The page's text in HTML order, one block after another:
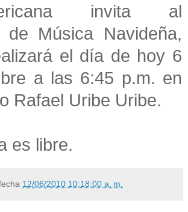
invita al
de Música Navideña,
el día de hoy 6
a las 6:45 p.m. en
Rafael Uribe Uribe.
es libre.
12/06/2010 10:18:00 a. m.